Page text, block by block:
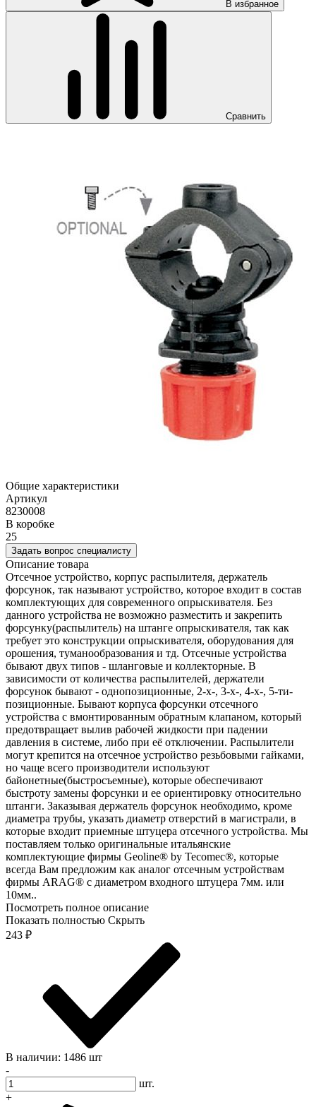
В избранное
Сравнить
Общие характеристики
Артикул
8230008
В коробке
25
Задать вопрос специалисту
Описание товара
Отсечное устройство, корпус распылителя, держатель
форсунок, так называют устройство, которое входит в состав
комплектующих для современного опрыскивателя. Без
данного устройства не возможно разместить и закрепить
форсунку(распылитель) на штанге опрыскивателя, так как
требует это конструкции опрыскивателя, оборудования для
орошения, туманообразования и тд. Отсечные устройства
бывают двух типов - шланговые и коллекторные. В
зависимости от количества распылителей, держатели
форсунок бывают - однопозиционные, 2-х-, 3-х-, 4-х-, 5-ти-
позиционные. Бывают корпуса форсунки отсечного
устройства с вмонтированным обратным клапаном, который
предотвращает вылив рабочей жидкости при падении
давления в системе, либо при её отключении. Распылители
могут крепится на отсечное устройство резьбовыми гайками,
но чаще всего производители используют
байонетные(быстросъемные), которые обеспечивают
быстроту замены форсунки и ее ориентировку относительно
штанги. Заказывая держатель форсунок необходимо, кроме
диаметра трубы, указать диаметр отверстий в магистрали, в
которые входит приемные штуцера отсечного устройства. Мы
поставляем только оригинальные итальянские
комплектующие фирмы Geoline® by Tecomec®, которые
всегда Вам предложим как аналог отсечным устройствам
фирмы ARAG® с диаметром входного штуцера 7мм. или
10мм..
Посмотреть полное описание
Показать полностью Скрыть
243 ₽
В наличии: 1486 шт
-
шт.
+